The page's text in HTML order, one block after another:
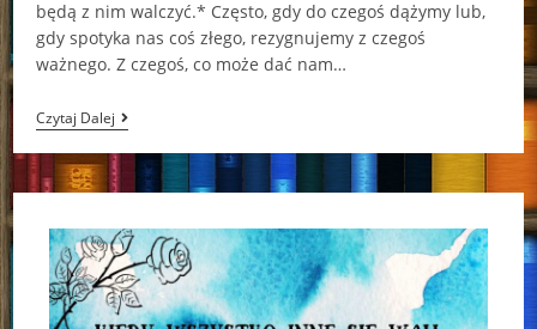
będą z nim walczyć.* Często, gdy do czegoś dążymy lub,
gdy spotyka nas coś złego, rezygnujemy z czegoś
ważnego. Z czegoś, co może dać nam…
Czytaj DalejNa
Rozkaz
Miłości
Karen
Witemeyer